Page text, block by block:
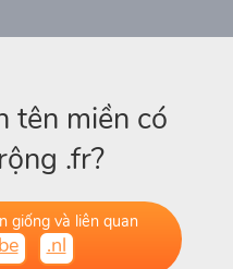
tên miền có
.fr?
giống và liên quan
.nl